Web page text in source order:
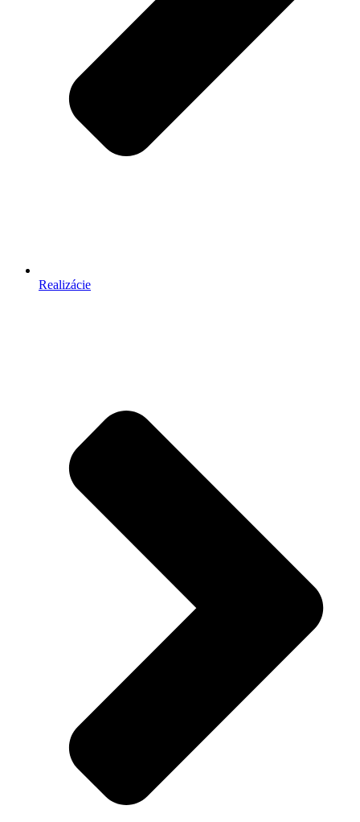
Realizácie